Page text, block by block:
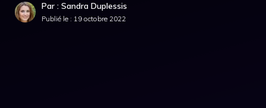
Par : Sandra Duplessis
Publié le : 19 octobre 2022